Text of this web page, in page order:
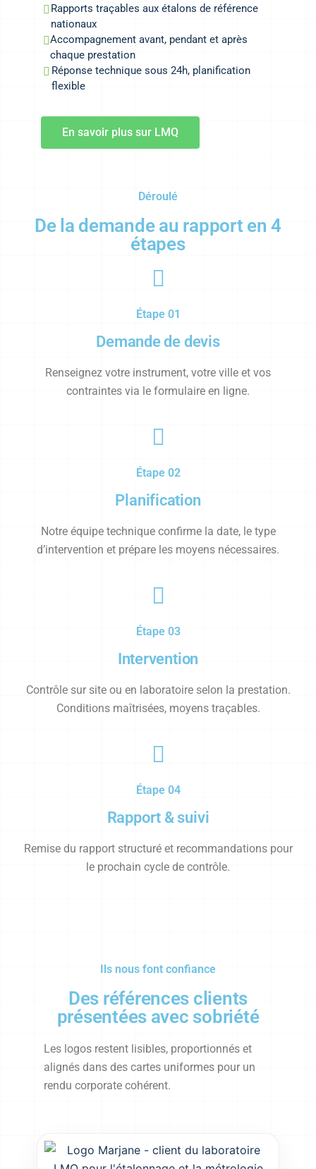
Rapports traçables aux étalons de référence
nationaux
Accompagnement avant, pendant et après
chaque prestation
Réponse technique sous 24h, planification
flexible
En savoir plus sur LMQ
Déroulé
De la demande au rapport en 4
étapes
Étape 01
Demande de devis
Renseignez votre instrument, votre ville et vos
contraintes via le formulaire en ligne.
Étape 02
Planification
Notre équipe technique confirme la date, le type
d’intervention et prépare les moyens nécessaires.
Étape 03
Intervention
Contrôle sur site ou en laboratoire selon la prestation.
Conditions maîtrisées, moyens traçables.
Étape 04
Rapport & suivi
Remise du rapport structuré et recommandations pour
le prochain cycle de contrôle.
Ils nous font confiance
Des références clients
présentées avec sobriété
Les logos restent lisibles, proportionnés et
alignés dans des cartes uniformes pour un
rendu corporate cohérent.